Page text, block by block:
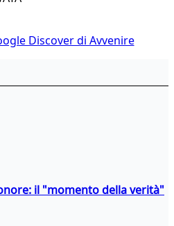
Discover di Avvenire
il "momento della verità"